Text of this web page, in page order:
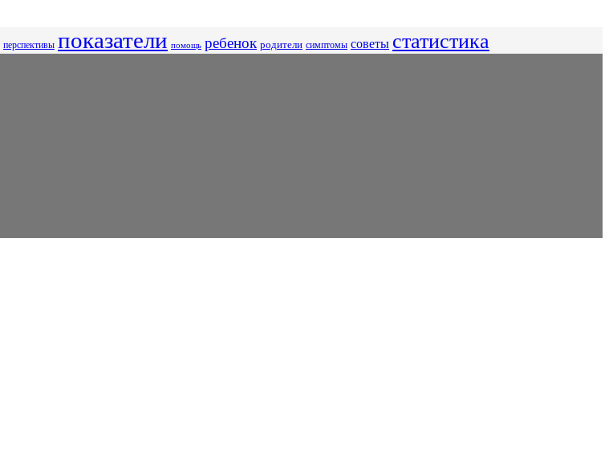
перспективы показатели помощь ребенок родители симптомы советы статистика